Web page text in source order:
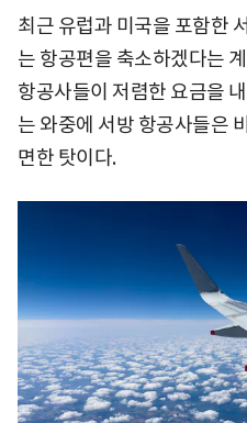
최근 유럽과 미국을 포함한
는 항공편을 축소하겠다는
항공사들이 저렴한 요금을
는 와중에 서방 항공사들은
면한 탓이다.